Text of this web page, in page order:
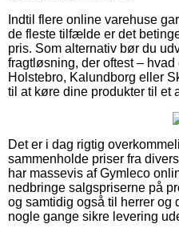
Indtil flere online varehuse
de fleste tilfælde er det
pris. Som alternativ bør du
fragtløsning, der oftest –
Holstebro, Kalundborg eller
til at køre dine produkter til et
Det er i dag rigtig
sammenholde priser fra
har massevis af Gymleco
nedbringe salgspriserne på
og samtidig også til herrer og
nogle gange sikre levering